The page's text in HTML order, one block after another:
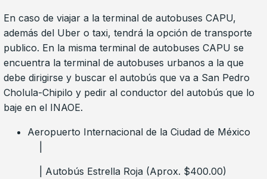
En caso de viajar a la terminal de autobuses CAPU,
además del Uber o taxi, tendrá la opción de transporte
publico. En la misma terminal de autobuses CAPU se
encuentra la terminal de autobuses urbanos a la que
debe dirigirse y buscar el autobús que va a San Pedro
Cholula-Chipilo y pedir al conductor del autobús que lo
baje en el INAOE.
Aeropuerto Internacional de la Ciudad de México
| Autobús Estrella Roja (Aprox. $400.00)